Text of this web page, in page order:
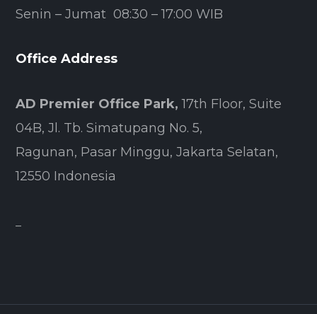
Senin – Jumat 08:30 – 17:00 WIB
Office Address
AD Premier Office Park, 17th Floor, Suite
04B, Jl. Tb. Simatupang No. 5,
Ragunan, Pasar Minggu, Jakarta Selatan,
12550 Indonesia
–